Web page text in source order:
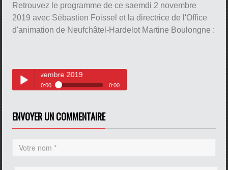
Retrouvez le programme de ce saemdi 2 novembre
2019 avec Sébastien Foissel et la directrice de l'Office
d'animation de Neufchâtel-Hardelot Martine Boulongne :
2 novembre 2019
0:00 0:00
ENVOYER UN COMMENTAIRE